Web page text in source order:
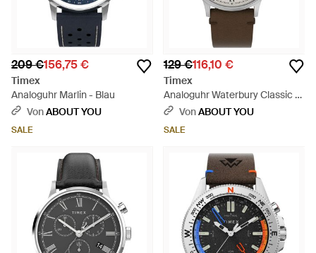
209 €156,75 €
Timex
Analoguhr Marlin - Blau
VonABOUT YOU
SALE
129 €116,10 €
Timex
Analoguhr Waterbury Classic -
GrauVonABOUT YOU
SALE